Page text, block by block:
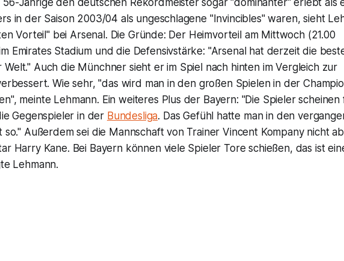
Jährige den deutschen Rekordmeister sogar "dominanter" erlebt als
in der Saison 2003/04 als ungeschlagene "Invincibles" waren, sieht
Vorteil" bei Arsenal. Die Gründe: Der Heimvorteil am Mittwoch (21.00
Emirates Stadium und die Defensivstärke: "Arsenal hat derzeit die
Auch die Münchner sieht er im Spiel nach hinten im Vergleich zur
Wie sehr, "das wird man in den großen Spielen in der
meinte Lehmann. Ein weiteres Plus der Bayern: "Die Spieler
Gegenspieler in der Bundesliga. Das Gefühl hatte man in den
so." Außerdem sei die Mannschaft von Trainer Vincent Kompany nicht
Harry Kane. Bei Bayern können viele Spieler Tore schießen, das ist
Lehmann.